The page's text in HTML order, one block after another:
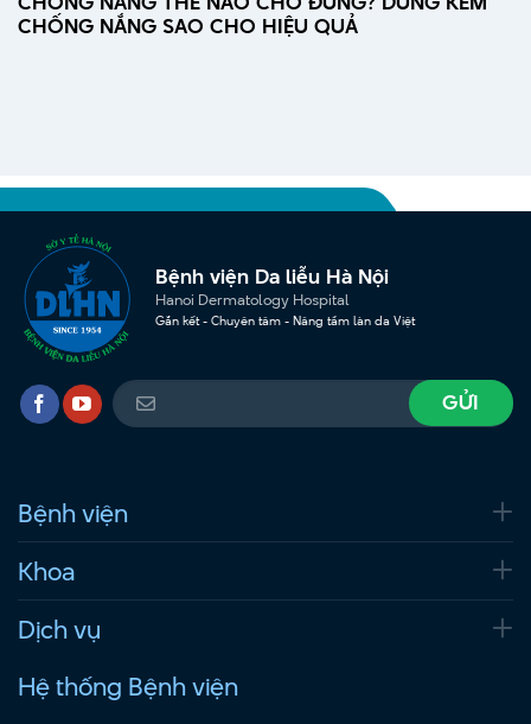
CHỐNG NẮNG SAO CHO HIỆU QUẢ
Bệnh viện Da liễu Hà Nội
Hanoi Dermatology Hospital
Gắn kết - Chuyên tâm - Nâng tầm làn da Việt
Bệnh viện
Khoa
Dịch vụ
Hệ thống Bệnh viện